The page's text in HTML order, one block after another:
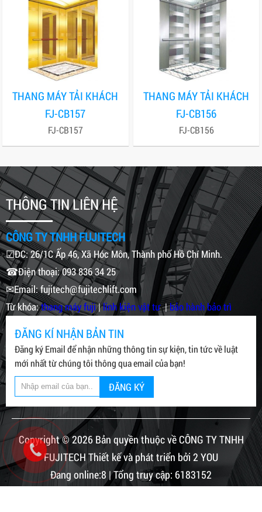
THANG MÁY TẢI KHÁCH
FJ-CB157
FJ-CB157
THANG MÁY TẢI KHÁCH
FJ-CB156
FJ-CB156
THÔNG TIN LIÊN HỆ
CÔNG TY TNHH FUJITECH
☑ĐC: 26/1C Ấp 46, Xã Hóc Môn, Thành phố Hồ Chí Minh.
☎Điện thoại: 093 836 34 25
✉Email: fujitech@fujitechlift.com
Từ khóa:thang máy fuji|linh kiện vật tư|bảo hành bảo trì
ĐĂNG KÍ NHẬN BẢN TIN
Đăng ký Email để nhận những thông tin sự kiện, tin tức về luật
mới nhất từ chúng tôi thông qua email của bạn!
ĐĂNG KÝ
Copyright © 2026 Bản quyền thuộc về CÔNG TY TNHH
FUJITECH Thiết kế và phát triển bởi 2 YOU
Đang online:8 | Tổng truy cập: 6183152